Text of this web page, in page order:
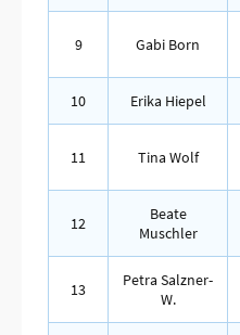
9 Gabi Born
10 Erika Hiepel
11 Tina Wolf
12
Beate
Muschler
13
Petra Salzner-
W.